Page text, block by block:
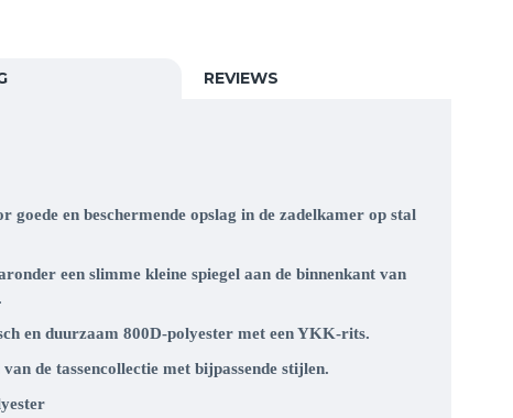
REVIEWS
goede en beschermende opslag in de zadelkamer op stal
een slimme kleine spiegel aan de binnenkant van
en duurzaam 800D-polyester met een YKK-rits.
de tassencollectie met bijpassende stijlen.